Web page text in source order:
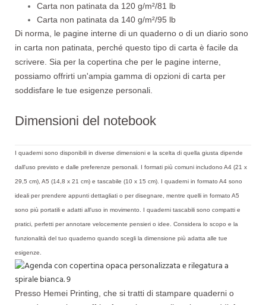
Carta non patinata da 120 g/m²/81 lb
Carta non patinata da 140 g/m²/95 lb
Di norma, le pagine interne di un quaderno o di un diario sono
in carta non patinata, perché questo tipo di carta è facile da
scrivere. Sia per la copertina che per le pagine interne,
possiamo offrirti un'ampia gamma di opzioni di carta per
soddisfare le tue esigenze personali.
Dimensioni del notebook
I quaderni sono disponibili in diverse dimensioni e la scelta di quella giusta dipende
dall'uso previsto e dalle preferenze personali. I formati più comuni includono A4 (21 x
29,5 cm), A5 (14,8 x 21 cm) e tascabile (10 x 15 cm). I quaderni in formato A4 sono
ideali per prendere appunti dettagliati o per disegnare, mentre quelli in formato A5
sono più portatili e adatti all'uso in movimento. I quaderni tascabili sono compatti e
pratici, perfetti per annotare velocemente pensieri o idee. Considera lo scopo e la
funzionalità del tuo quaderno quando scegli la dimensione più adatta alle tue
esigenze.
Presso Hemei Printing, che si tratti di stampare quaderni o